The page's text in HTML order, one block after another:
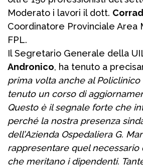
Moderato i lavori il dott.
Coordinatore Provinciale Area
FPL.
Il Segretario Generale della
Andronico, ha tenuto a
prima volta anche al Policlinico
tenuto un corso di
Questo è il segnale forte che
perché la nostra presenza
dell’Azienda Ospedaliera G.
rappresentare quel necessario
che meritano i dipendenti.